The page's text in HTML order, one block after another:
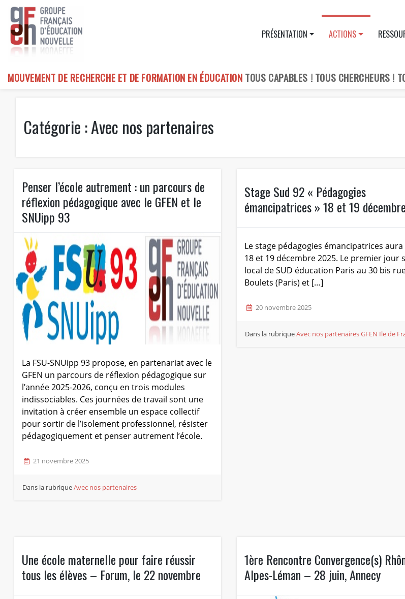
Skip
content
MOUVEMENT DE RECHERCHE ET DE FORMATION EN ÉDUCATION TOUS CAPABLES ! TOUS CHERCHEURS !
PRÉSENTATION ACTIONS
Catégorie :Avec nos partenaires
Penser l’école autrement : un parcours de
réflexion pédagogique avec le GFEN et le
SNUipp 93
La FSU-SNUipp 93 propose, en partenariat avec le
GFEN un parcours de réflexion pédagogique sur
l’année 2025-2026, conçu en trois modules
indissociables. Ces journées de travail sont une
invitation à créer ensemble un espace collectif
pour sortir de l’isolement professionnel, résister
pédagogiquement et penser autrement l’école.
21 novembre 2025
Dans la rubriqueAvec nos partenaires
Stage Sud 92 « Pédagogies
émancipatrices » 18 et 19
Le stage pédagogies émancipatrices aura
18 et 19 décembre 2025. Le premier jour
local de SUD éducation Paris au 30 bis
Boulets (Paris) et […]
20 novembre 2025
Dans la rubriqueAvec nos partenairesGFEN Ile de
Une école maternelle pour faire réussir
tous les élèves – Forum, le 22 novembre
1ère Rencontre Convergence(s)
Alpes-Léman – 28 juin, Annecy